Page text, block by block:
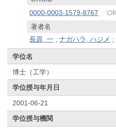
0000-0003-1579-8767
著者名
長原, 一 ;ナガハラ, ハジメ ;
学位名
博士（工学）
学位授与年月日
2001-06-21
学位授与機関